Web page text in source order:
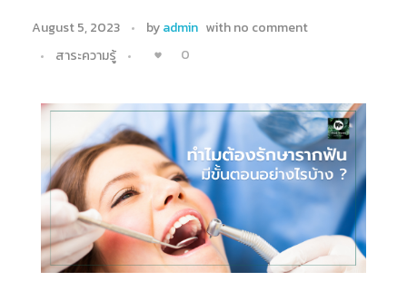
August 5, 2023 byadmin withno comment
สาระความรู้
0